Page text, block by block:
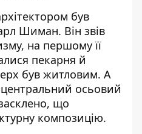
був
Шиман. Він звів
на першому її
пекарня й
був житловим. А
осьовий
що
композицію.